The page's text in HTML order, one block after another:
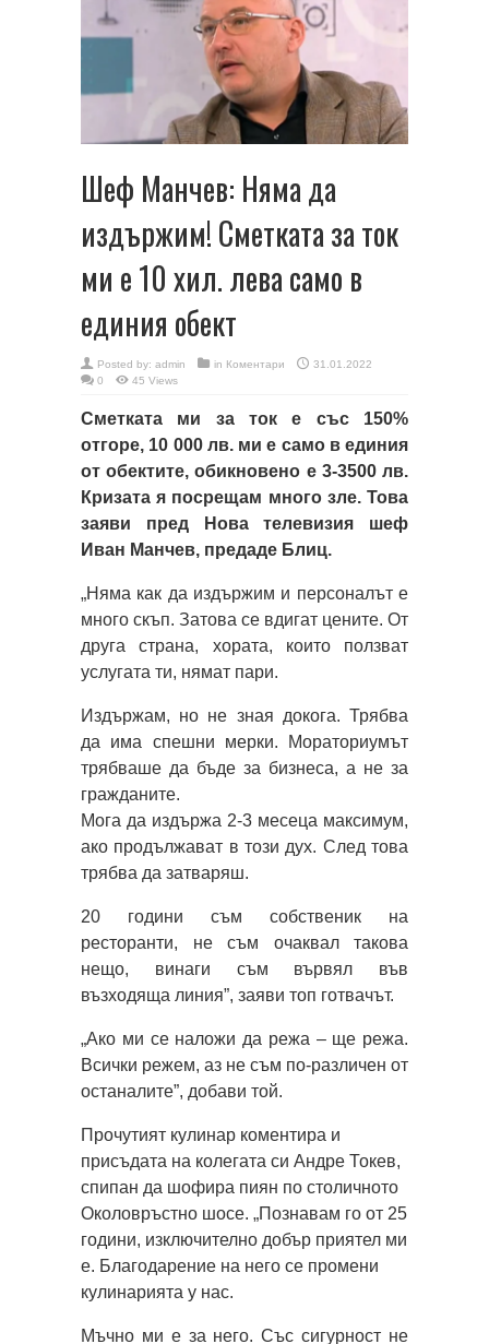
Шеф Манчев: Няма да
издържим! Сметката за ток
ми е 10 хил. лева само в
единия обект
Posted by: admin in Коментари
31.01.2022
0
45 Views
Сметката ми за ток е със 150%
отгоре, 10 000 лв. ми е само в единия
от обектите, обикновено е 3-3500 лв.
Кризата я посрещам много зле. Това
заяви пред Нова телевизия шеф
Иван Манчев, предаде Блиц.
„Няма как да издържим и персоналът е
много скъп. Затова се вдигат цените. От
друга страна, хората, които ползват
услугата ти, нямат пари.
Издържам, но не зная докога. Трябва
да има спешни мерки. Мораториумът
трябваше да бъде за бизнеса, а не за
гражданите.
Мога да издържа 2-3 месеца максимум,
ако продължават в този дух. След това
трябва да затваряш.
20 години съм собственик на
ресторанти, не съм очаквал такова
нещо, винаги съм вървял във
възходяща линия”, заяви топ готвачът.
„Ако ми се наложи да режа – ще режа.
Всички режем, аз не съм по-различен от
останалите”, добави той.
Прочутият кулинар коментира и
присъдата на колегата си Андре Токев,
спипан да шофира пиян по столичното
Околовръстно шосе. „Познавам го от 25
години, изключително добър приятел ми
е. Благодарение на него се промени
кулинарията у нас.
Мъчно ми е за него. Със сигурност не